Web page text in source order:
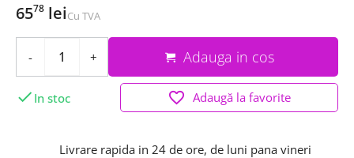
6578 leiCu TVA
- + Adauga in cos
 In stoc favorite_border Adaugă la favorite
Livrare rapida in 24 de ore, de luni pana vineri